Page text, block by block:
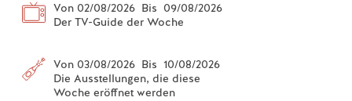
Von 02/08/2026 Bis 09/08/2026
Der TV-Guide der Woche
Von 03/08/2026 Bis 10/08/2026
Die Ausstellungen, die diese
Woche eröffnet werden